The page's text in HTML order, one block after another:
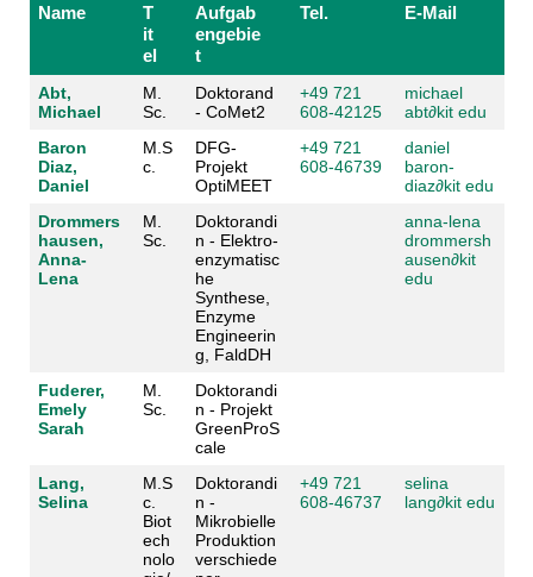
Name
T
it
el
Aufgab
engebie
t
Tel. E-Mail
Abt,
Michael
M.
Sc.
Doktorand
- CoMet2
+49 721
608-42125
michael
abt∂kit edu
Baron
Diaz,
Daniel
M.S
c.
DFG-
Projekt
OptiMEET
+49 721
608-46739
daniel
baron-
diaz∂kit edu
Drommers
hausen,
Anna-
Lena
M.
Sc.
Doktorandi
n - Elektro-
enzymatisc
he
Synthese,
Enzyme
Engineerin
g, FaldDH
anna-lena
drommersh
ausen∂kit
edu
Fuderer,
Emely
Sarah
M.
Sc.
Doktorandi
n - Projekt
GreenProS
cale
Lang,
Selina
M.S
c.
Biot
ech
nolo
Doktorandi
n -
Mikrobielle
Produktion
verschiede
+49 721
608-46737
selina
lang∂kit edu